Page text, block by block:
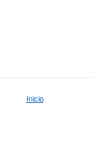
Inicio